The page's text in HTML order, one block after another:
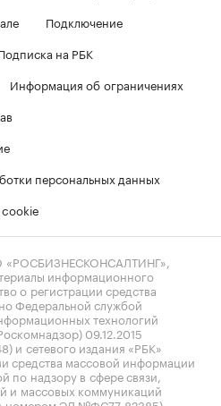
Подключение
на РБК
Информация об ограничениях
персональных данных
информационного
о регистрации средства
Федеральной службой
технологий
09.12.2015
сетевого издания «РБК»
средства массовой информации
по надзору в сфере связи,
и массовых коммуникаций